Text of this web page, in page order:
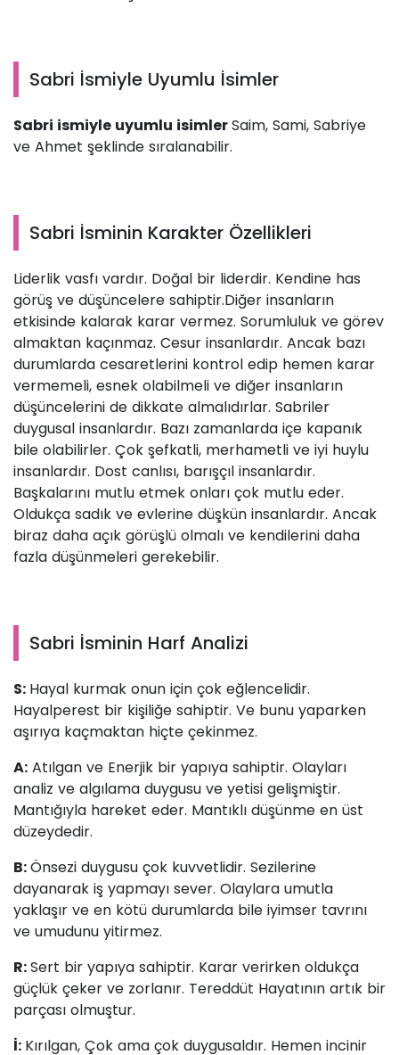
Sabri İsmiyle Uyumlu İsimler
Sabri ismiyle uyumlu isimlerSaim, Sami, Sabriye
ve Ahmet şeklinde sıralanabilir.
Sabri İsminin Karakter Özellikleri
Liderlik vasfı vardır. Doğal bir liderdir. Kendine has
görüş ve düşüncelere sahiptir.Diğer insanların
etkisinde kalarak karar vermez. Sorumluluk ve görev
almaktan kaçınmaz. Cesur insanlardır. Ancak bazı
durumlarda cesaretlerini kontrol edip hemen karar
vermemeli, esnek olabilmeli ve diğer insanların
düşüncelerini de dikkate almalıdırlar. Sabriler
duygusal insanlardır. Bazı zamanlarda içe kapanık
bile olabilirler. Çok şefkatli, merhametli ve iyi huylu
insanlardır. Dost canlısı, barışçıl insanlardır.
Başkalarını mutlu etmek onları çok mutlu eder.
Oldukça sadık ve evlerine düşkün insanlardır. Ancak
biraz daha açık görüşlü olmalı ve kendilerini daha
fazla düşünmeleri gerekebilir.
Sabri İsminin Harf Analizi
S: Hayal kurmak onun için çok eğlencelidir.
Hayalperest bir kişiliğe sahiptir. Ve bunu yaparken
aşırıya kaçmaktan hiçte çekinmez.
A: Atılgan ve Enerjik bir yapıya sahiptir. Olayları
analiz ve algılama duygusu ve yetisi gelişmiştir.
Mantığıyla hareket eder. Mantıklı düşünme en üst
düzeydedir.
B:Önsezi duygusu çok kuvvetlidir. Sezilerine
dayanarak iş yapmayı sever. Olaylara umutla
yaklaşır ve en kötü durumlarda bile iyimser tavrını
ve umudunu yitirmez.
R:Sert bir yapıya sahiptir. Karar verirken oldukça
güçlük çeker ve zorlanır. Tereddüt Hayatının artık bir
parçası olmuştur.
İ: Kırılgan, Çok ama çok duygusaldır. Hemen incinir